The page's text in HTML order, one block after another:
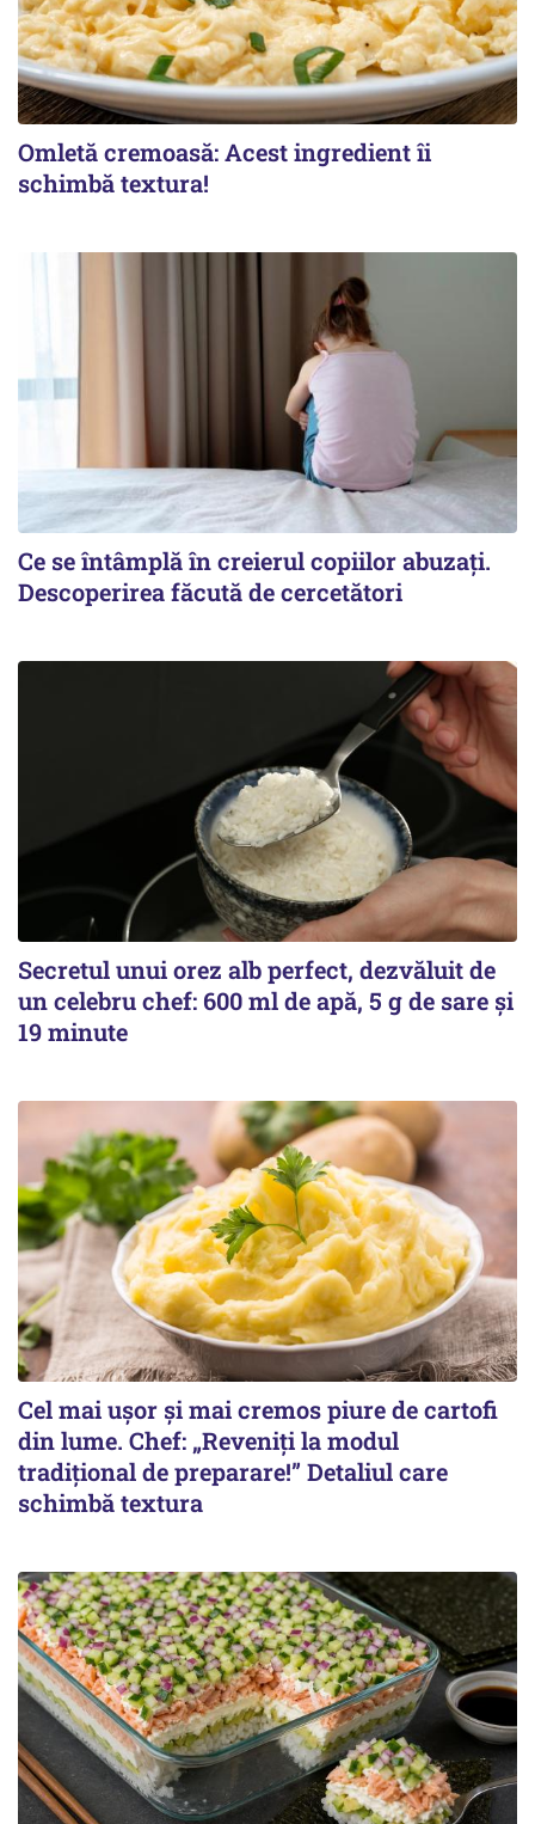
Omletă cremoasă: Acest ingredient îi
schimbă textura!
Ce se întâmplă în creierul copiilor abuzați.
Descoperirea făcută de cercetători
Secretul unui orez alb perfect, dezvăluit de
un celebru chef: 600 ml de apă, 5 g de sare și
19 minute
Cel mai ușor și mai cremos piure de cartofi
din lume. Chef: „Reveniți la modul
tradițional de preparare!” Detaliul care
schimbă textura